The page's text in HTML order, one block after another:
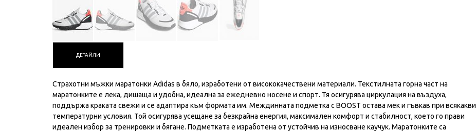
ДЕТАЙЛИ
Страхотни мъжки маратонки Adidas в бяло, изработени от висококачествени материали. Текстилната горна част на
маратонките е лека, дишаща и удобна, идеална за ежедневно носене и спорт. Тя осигурява циркулация на въздуха,
поддържа краката свежи и се адаптира към формата им. Междинната подметка с BOOST остава мек и гъвкав при всякакви
температурни условия. Той осигурява усещане за безкрайна енергия, максимален комфорт и стабилност, което го прави
идеален избор за тренировки и бягане. Подметката е изработена от устойчив на износване каучук. Маратонките са